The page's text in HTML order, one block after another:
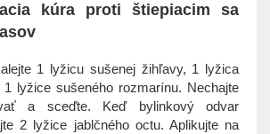
kúra proti štiepiacim sa
1 lyžicu sušenej žihľavy, 1 lyžica
lyžice sušeného rozmarínu. Nechajte
a sceďte. Keď bylinkový odvar
2 lyžice jablčného octu. Aplikujte na